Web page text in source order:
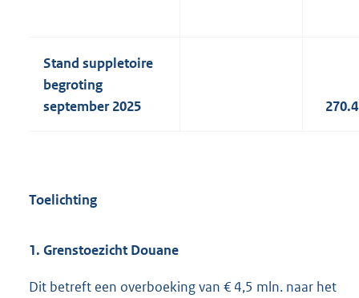
Stand suppletoire
begroting
september 2025
Toelichting
1. Grenstoezicht Douane
Dit betreft een overboeking van € 4,5 mln. naar het